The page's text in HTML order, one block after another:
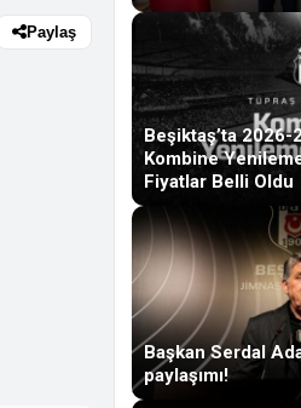
Paylaş
Beşiktaş’ta
Kombine
Fiyatlar Belli Oldu
Başkan Serdal
paylaşımı!